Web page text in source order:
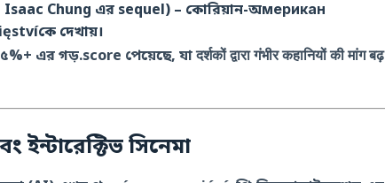
Chung এর sequel) – কোরিয়ান-অмерикан
দেখায়।
গড়.score পেয়েছে, যা दर्शकों द्वारा गंभीर कहानियों की मांग बढ़
সিনেমা